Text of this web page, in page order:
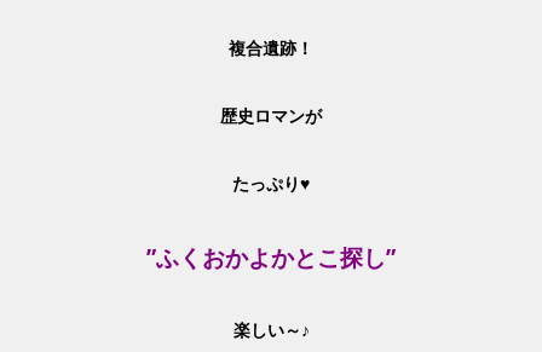
複合遺跡！
歴史ロマンが
たっぷり♥
”ふくおかよかとこ探し”
楽しい～♪